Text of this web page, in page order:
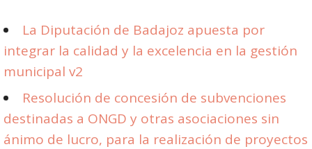
La Diputación de Badajoz apuesta por
integrar la calidad y la excelencia en la gestión
municipal v2
Resolución de concesión de subvenciones
destinadas a ONGD y otras asociaciones sin
ánimo de lucro, para la realización de proyectos